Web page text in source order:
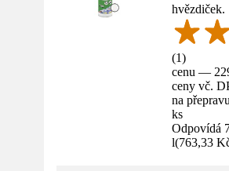
hvězdiček.
(1)
cenu —
ceny vč.
na
ks
Odpovídá
l(763,33